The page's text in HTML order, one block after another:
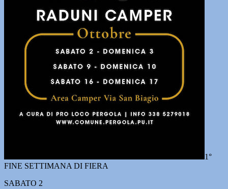
1°
FINE SETTIMANA DI FIERA
SABATO 2